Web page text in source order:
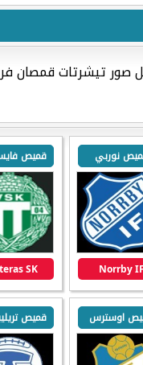
صور تيشرتات
نوربي
Norrby IF
SK
اوسترس قميص